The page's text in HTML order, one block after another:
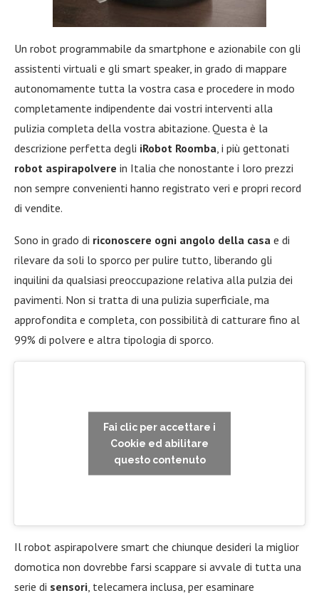
Un robot programmabile da smartphone e azionabile con gli
assistenti virtuali e gli smart speaker, in grado di mappare
autonomamente tutta la vostra casa e procedere in modo
completamente indipendente dai vostri interventi alla
pulizia completa della vostra abitazione. Questa è la
descrizione perfetta degli iRobot Roomba, i più gettonati
robot aspirapolvere in Italia che nonostante i loro prezzi
non sempre convenienti hanno registrato veri e propri record
di vendite.
Sono in grado di riconoscere ogni angolo della casa e di
rilevare da soli lo sporco per pulire tutto, liberando gli
inquilini da qualsiasi preoccupazione relativa alla pulzia dei
pavimenti. Non si tratta di una pulizia superficiale, ma
approfondita e completa, con possibilità di catturare fino al
99% di polvere e altra tipologia di sporco.
Fai clic per accettare i
Cookie ed abilitare
questo contenuto
Il robot aspirapolvere smart che chiunque desideri la miglior
domotica non dovrebbe farsi scappare si avvale di tutta una
serie di sensori , telecamera inclusa, per esaminare